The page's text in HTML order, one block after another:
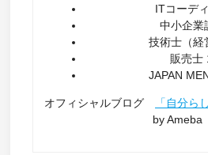
ITコーデ
中小企業
技術士（経
販売士
JAPAN
オフィシャルブログ 「自分ら
by Ameba